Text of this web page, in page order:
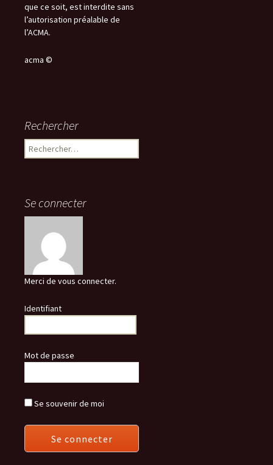
que ce soit, est interdite sans
l’autorisation préalable de
l’ACMA.
acma ©
Rechercher
Rechercher :
Se connecter
Merci de vous connecter.
Identifiant
Mot de passe
Se souvenir de moi